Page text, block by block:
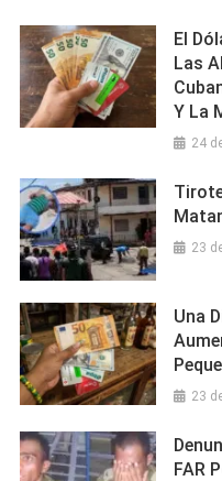
El
Las
Y La
24
23
Una
23
FAR